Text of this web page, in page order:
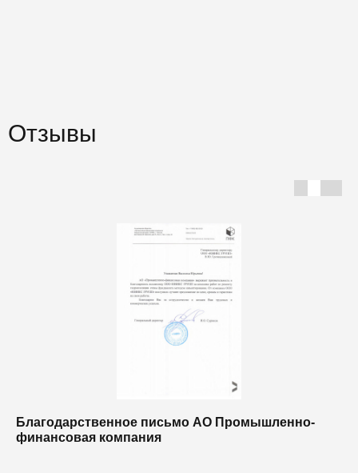
Отзывы
Благодарственное письмо АО Промышленно-
финансовая компания